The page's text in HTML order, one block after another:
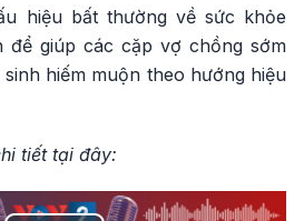
hiệu bất thường về sức khỏe
để giúp các cặp vợ chồng sớm
hiếm muộn theo hướng hiệu
tiết tại đây: